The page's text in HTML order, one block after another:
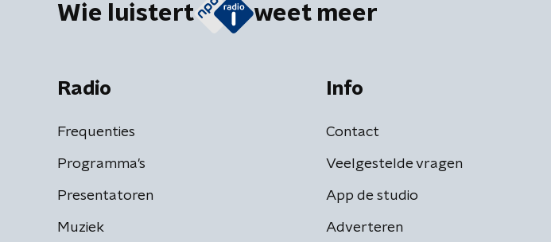
Wie luistert weet meer
Radio
Frequenties
Programma's
Presentatoren
Muziek
Info
Contact
Veelgestelde vragen
App de studio
Adverteren